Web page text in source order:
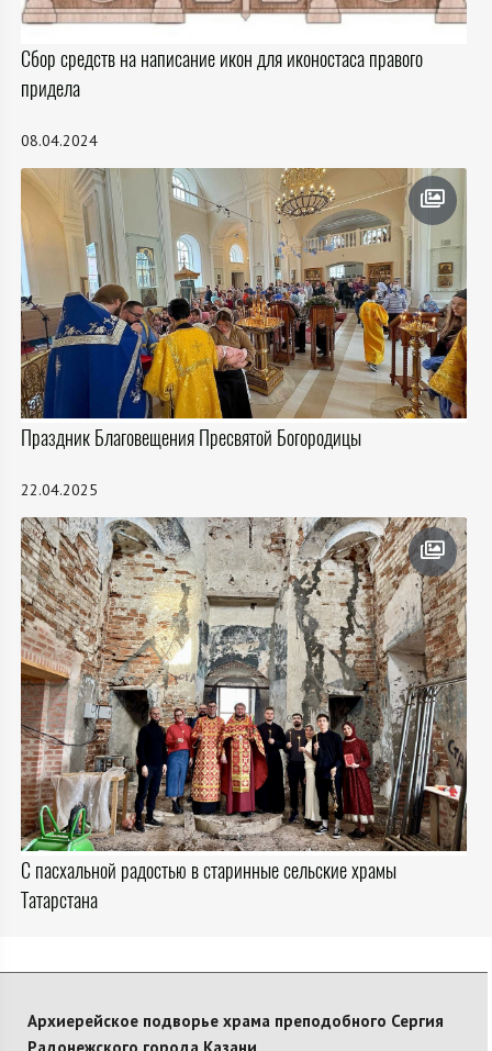
Сбор средств на написание икон для иконостаса правого
придела
08.04.2024
Праздник Благовещения Пресвятой Богородицы
22.04.2025
С пасхальной радостью в старинные сельские храмы
Татарстана
Архиерейское подворье храма преподобного Сергия